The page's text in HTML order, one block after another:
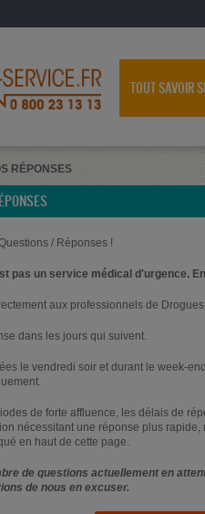
TOUT SAVOIR
RÉPONSES
/ Réponses !
pas un service médical d'urgence.
aux professionnels de Drogues
dans les jours qui suivent.
le vendredi soir et durant le week-
de forte affluence, les délais de
nécessitant une réponse plus
en haut de cette page.
de questions actuellement en
de nous en excuser.